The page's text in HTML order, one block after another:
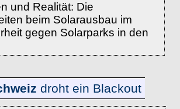
und Realität: Die
beim Solarausbau im
gegen Solarparks in den
droht ein Blackout